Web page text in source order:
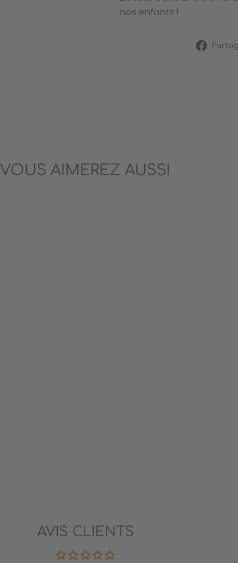
nos enfants !
VOUS AIMEREZ AUSSI
AVIS CLIENTS